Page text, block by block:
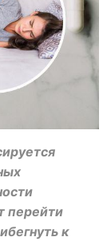
перейти
к